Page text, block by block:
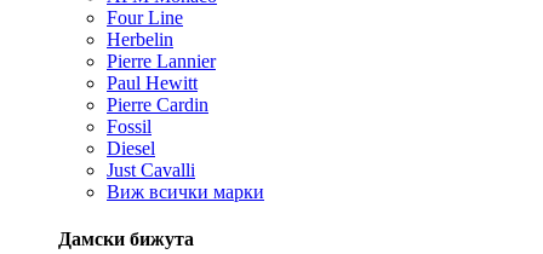
Four Line
Herbelin
Pierre Lannier
Paul Hewitt
Pierre Cardin
Fossil
Diesel
Just Cavalli
Виж всички марки
Дамски бижута